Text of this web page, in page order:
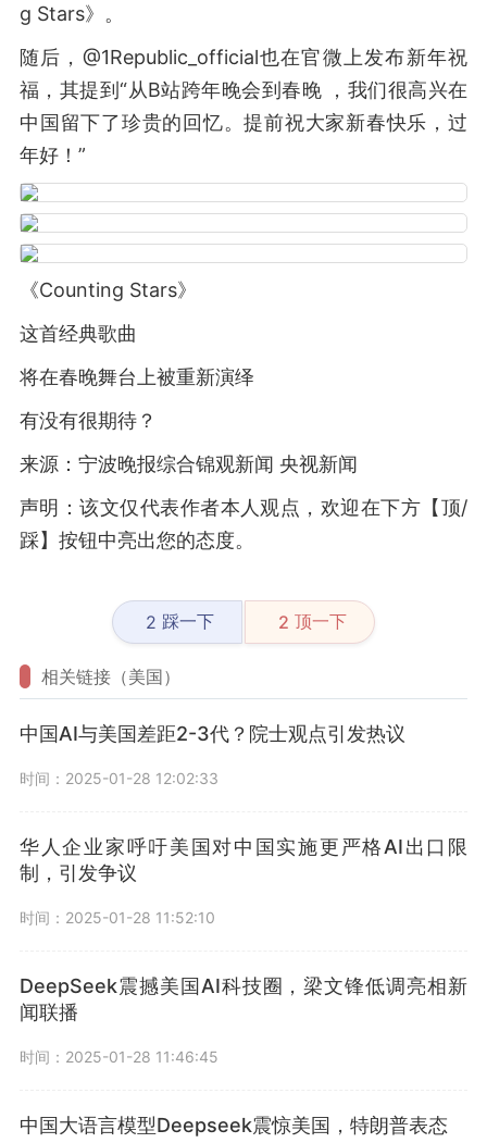
g Stars》。
随后，@1Republic_official也在官微上发布新年祝
福，其提到“从B站跨年晚会到春晚 ，我们很高兴在
中国留下了珍贵的回忆。提前祝大家新春快乐，过
年好！”
《Counting Stars》
这首经典歌曲
将在春晚舞台上被重新演绎
有没有很期待？
来源：宁波晚报综合锦观新闻 央视新闻
声明：该文仅代表作者本人观点，欢迎在下方【顶/
踩】按钮中亮出您的态度。
2 踩一下 2 顶一下
相关链接（美国）
中国AI与美国差距2-3代？院士观点引发热议
时间：2025-01-28 12:02:33
华人企业家呼吁美国对中国实施更严格AI出口限
制，引发争议
时间：2025-01-28 11:52:10
DeepSeek震撼美国AI科技圈，梁文锋低调亮相新
闻联播
时间：2025-01-28 11:46:45
中国大语言模型Deepseek震惊美国，特朗普表态